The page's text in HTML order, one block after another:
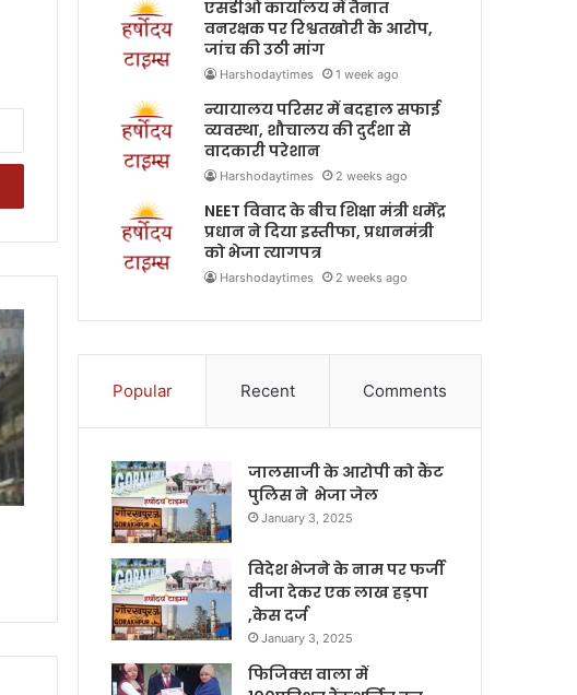
एसडीओ कार्यालय में तैनात
वनरक्षक पर रिश्वतखोरी के आरोप,
जांच की उठी मांग
Harshodaytimes 1 week ago
न्यायालय परिसर में बदहाल सफाई
व्यवस्था, शौचालय की दुर्दशा से
वादकारी परेशान
Harshodaytimes 2 weeks ago
NEET विवाद के बीच शिक्षा मंत्री धर्मेंद्र
प्रधान ने दिया इस्तीफा, प्रधानमंत्री
को भेजा त्यागपत्र
Harshodaytimes 2 weeks ago
Popular Recent Comments
जालसाजी के आरोपी को कैंट
पुलिस ने भेजा जेल
January 3, 2025
विदेश भेजने के नाम पर फर्जी
वीजा देकर एक लाख हड़पा
,केस दर्ज
January 3, 2025
फिजिक्स वाला में